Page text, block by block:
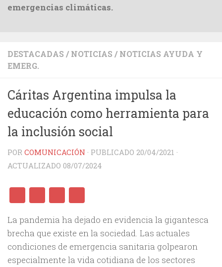
DESTACADAS / NOTICIAS / NOTICIAS AYUDA Y
EMERG.
Cáritas Argentina impulsa la
educación como herramienta para
la inclusión social
POR COMUNICACIÓN · PUBLICADO 20/04/2021 ·
ACTUALIZADO 08/07/2024
Facebook
TwitterWhatsApp
La pandemia ha dejado en evidencia la gigantesca
brecha que existe en la sociedad. Las actuales
condiciones de emergencia sanitaria golpearon
especialmente la vida cotidiana de los sectores
emergencias climáticas.